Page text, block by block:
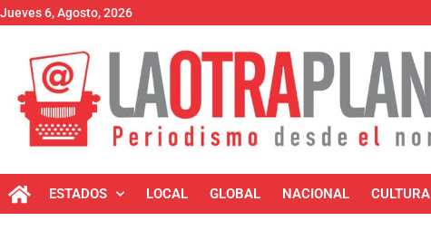
Jueves 6, Agosto, 2026
ESTADOS LOCAL GLOBAL NACIONAL CULTURA